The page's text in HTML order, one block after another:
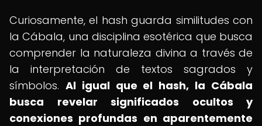
Curiosamente, el hash guarda similitudes con
la Cábala, una disciplina esotérica que busca
comprender la naturaleza divina a través de
la interpretación de textos sagrados y
símbolos. Al igual que el hash, la Cábala
busca revelar significados ocultos y
conexiones profundas en aparentemente